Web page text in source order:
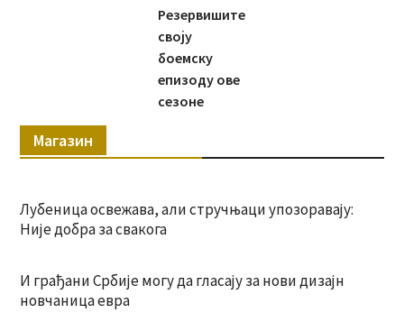
Резервишите
своју
боемску
епизоду ове
сезоне
Магазин
Лубеница освежава, али стручњаци упозоравају:
Није добра за свакога
И грађани Србије могу да гласају за нови дизајн
новчаница евра